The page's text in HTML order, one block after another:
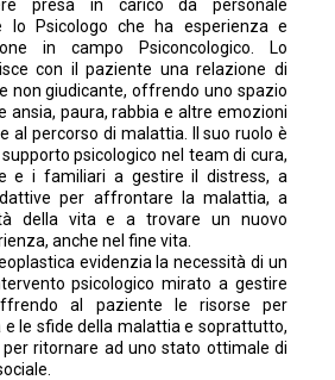
presa in carico da personale
lo Psicologo che ha esperienza e
in campo Psiconcologico. Lo
con il paziente una relazione di
non giudicante, offrendo uno spazio
ansia, paura, rabbia e altre emozioni
al percorso di malattia. Il suo ruolo è
psicologico nel team di cura,
e i familiari a gestire il distress, a
per affrontare la malattia, a
della vita e a trovare un nuovo
anche nel fine vita.
evidenzia la necessità di un
psicologico mirato a gestire
al paziente le risorse per
le sfide della malattia e soprattutto,
per ritornare ad uno stato ottimale di